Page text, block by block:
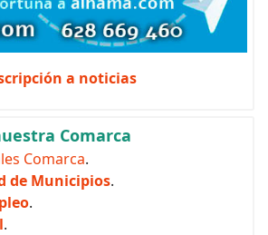
a noticias
Comarca
Comarca.
de Municipios.
.
.